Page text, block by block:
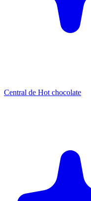
Central de Hot chocolate